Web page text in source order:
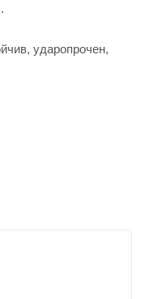
ударопрочен,